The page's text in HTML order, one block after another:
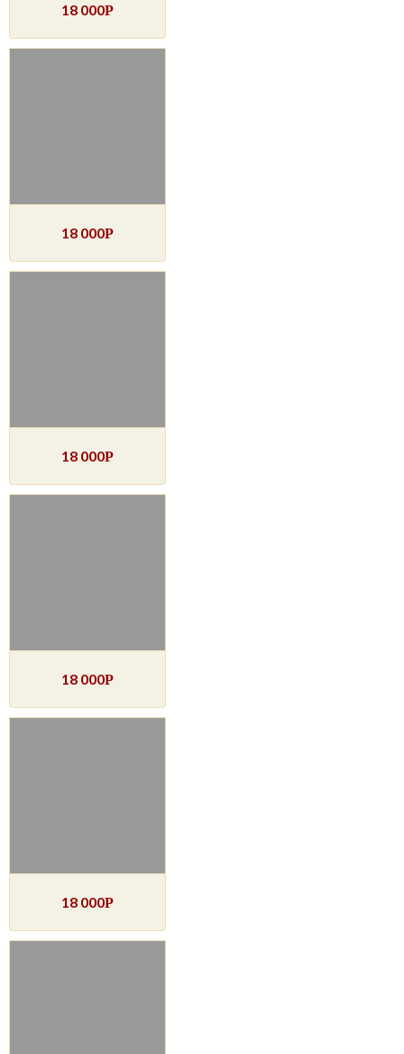
18 000Р
18 000Р
18 000Р
18 000Р
18 000Р